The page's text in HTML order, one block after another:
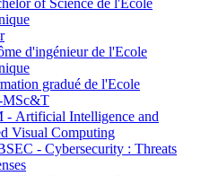
of Science de l'Ecole
d'ingénieur de l'Ecole
gradué de l'Ecole
MSc&T
Artificial Intelligence and
Visual Computing
- Cybersecurity : Threats